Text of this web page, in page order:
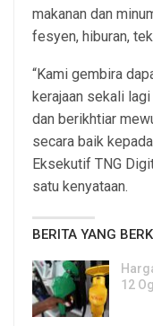
makanan dan
fesyen, hiburan,
“Kami gembira
kerajaan sekali
dan berikhtiar
secara baik
Eksekutif TNG
satu kenyataan.
BERITA YANG
12